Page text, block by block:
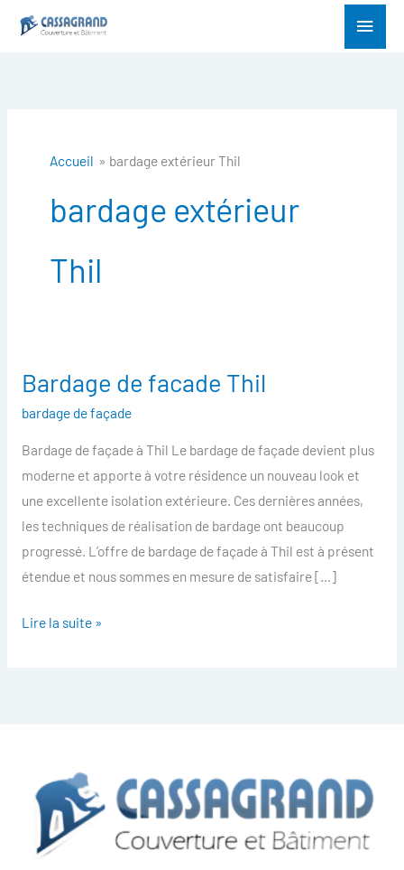
Menu
Accueil bardage extérieur Thil
bardage extérieur
Thil
Bardage de facade Thil
bardage de façade
Bardage de façade à Thil Le bardage de façade devient plus
moderne et apporte à votre résidence un nouveau look et
une excellente isolation extérieure. Ces dernières années,
les techniques de réalisation de bardage ont beaucoup
progressé. L’offre de bardage de façade à Thil est à présent
étendue et nous sommes en mesure de satisfaire […]
Bardage
Thil
Lire la suite »